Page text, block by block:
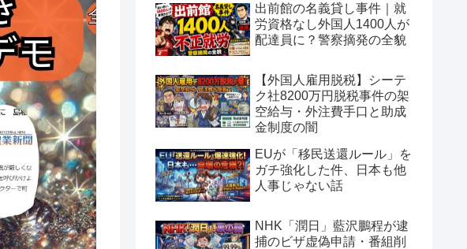
出前館の名義貸し事件｜就
労資格なし外国人1400人が
配達員に？警察摘発の全貌
【外国人雇用脱税】シーテ
ク社8200万円脱税事件の架
空給与・外注費手口と助成
金制度の闇
EUが「移民送還ルール」を
ガチ強化した件、日本も他
人事じゃない話
NHK「潤日」藍沢鵬程が逮
捕のビザ虚偽申請・番組削